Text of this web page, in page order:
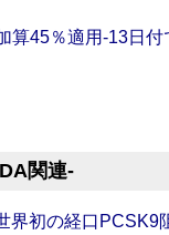
算45％適用‐13日
関連‐
界初の経口PCSK9